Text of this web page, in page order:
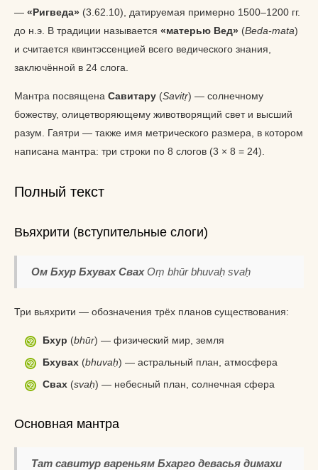
— «Ригведа» (3.62.10), датируемая примерно 1500–1200 гг.
до н.э. В традиции называется «матерью Вед» (Вeda-mata)
и считается квинтэссенцией всего ведического знания,
заключённой в 24 слога.
Мантра посвящена Савитару (Savitṛ) — солнечному
божеству, олицетворяющему животворящий свет и высший
разум. Гаятри — также имя метрического размера, в котором
написана мантра: три строки по 8 слогов (3 × 8 = 24).
Полный текст
Вьяхрити (вступительные слоги)
Ом Бхур Бхувах Свах Oṃ bhūr bhuvaḥ svaḥ
Три вьяхрити — обозначения трёх планов существования:
Бхур (bhūr) — физический мир, земля
Бхувах (bhuvaḥ) — астральный план, атмосфера
Свах (svaḥ) — небесный план, солнечная сфера
Основная мантра
Тат савитур вареньям Бхарго девасья димахи